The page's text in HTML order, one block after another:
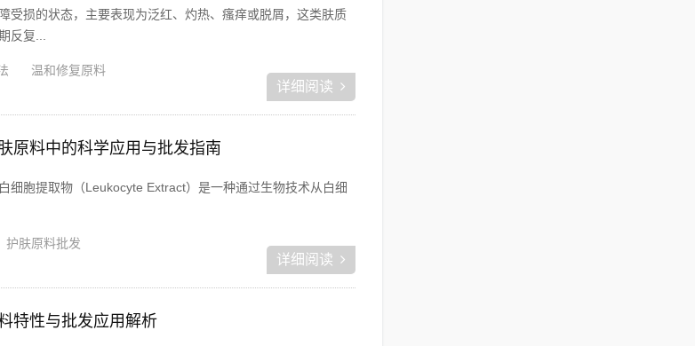
受损的状态，主要表现为泛红、灼热、瘙痒或脱屑，这类肤质
反复...
温和修复原料
详细阅读
原料中的科学应用与批发指南
细胞提取物（Leukocyte Extract）是一种通过生物技术从白细
护肤原料批发
详细阅读
特性与批发应用解析